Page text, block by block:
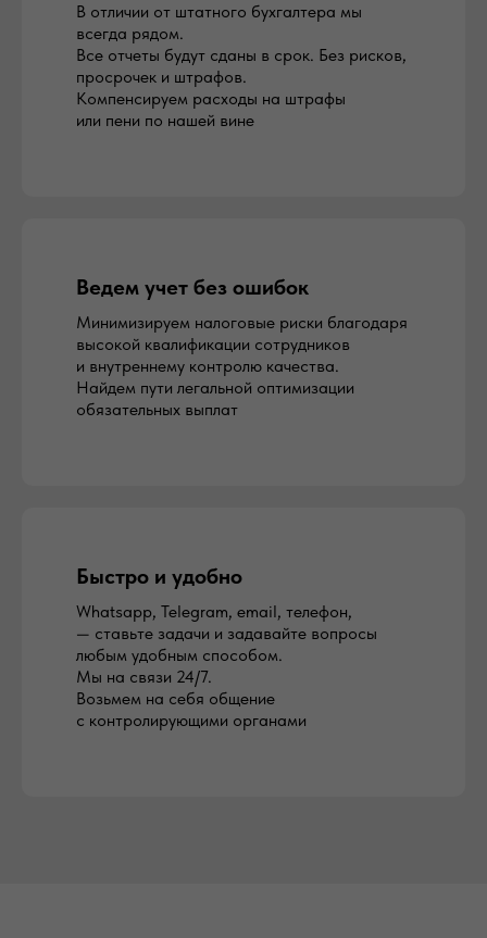
В отличии от штатного бухгалтера мы
всегда рядом.
Все отчеты будут сданы в срок. Без рисков,
просрочек и штрафов.
Компенсируем расходы на штрафы
или пени по нашей вине
Ведем учет без ошибок
Минимизируем налоговые риски благодаря
высокой квалификации сотрудников
и внутреннему контролю качества.
Найдем пути легальной оптимизации
обязательных выплат
Быстро и удобно
Whatsapp, Telegram, email, телефон,
— ставьте задачи и задавайте вопросы
любым удобным способом.
Мы на связи 24/7.
Возьмем на себя общение
с контролирующими органами